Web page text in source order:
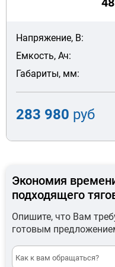
Напряжение, В:
Емкость, Ач:
Габариты, мм:
283 980 руб
Экономия
подходящего
Опишите, что Вам
готовым